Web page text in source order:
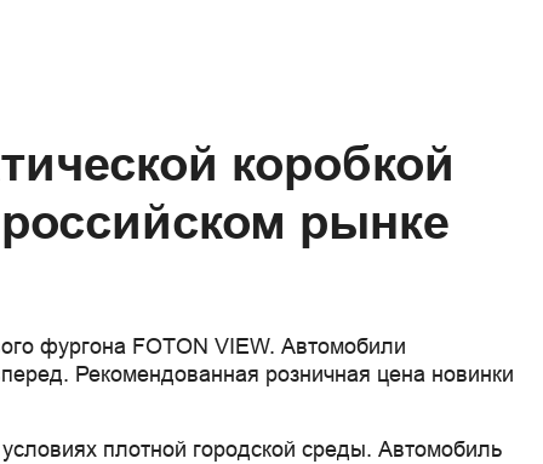
коробкой
рынке
фургона FOTON VIEW. Автомобили
Рекомендованная розничная цена новинки
плотной городской среды. Автомобиль